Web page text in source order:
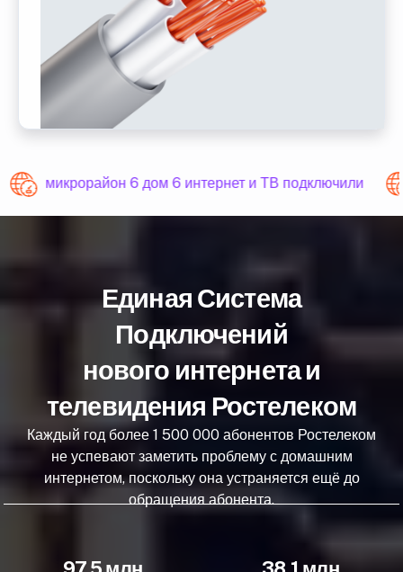
микрорайон 6 дом 6 интернет и ТВ подключили
Единая Система
Подключений
нового интернета и
телевидения Ростелеком
Каждый год более 1 500 000 абонентов Ростелеком
не успевают заметить проблему с домашним
интернетом, поскольку она устраняется ещё до
обращения абонента.